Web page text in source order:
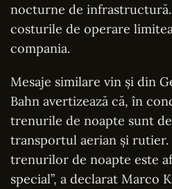
nocturne de
costurile de operare
compania.
Mesaje similare vin și din
Bahn avertizează că, în
trenurile de noapte sunt
transportul aerian și rutier.
trenurilor de noapte este
special”, a declarat Marco